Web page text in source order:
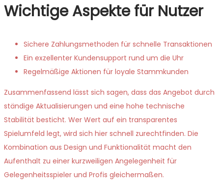
Wichtige Aspekte für Nutzer
Sichere Zahlungsmethoden für schnelle Transaktionen
Ein exzellenter Kundensupport rund um die Uhr
Regelmäßige Aktionen für loyale Stammkunden
Zusammenfassend lässt sich sagen, dass das Angebot durch
ständige Aktualisierungen und eine hohe technische
Stabilität besticht. Wer Wert auf ein transparentes
Spielumfeld legt, wird sich hier schnell zurechtfinden. Die
Kombination aus Design und Funktionalität macht den
Aufenthalt zu einer kurzweiligen Angelegenheit für
Gelegenheitsspieler und Profis gleichermaßen.